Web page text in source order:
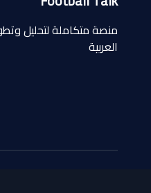
منصة متكاملة لتحليل
العربية